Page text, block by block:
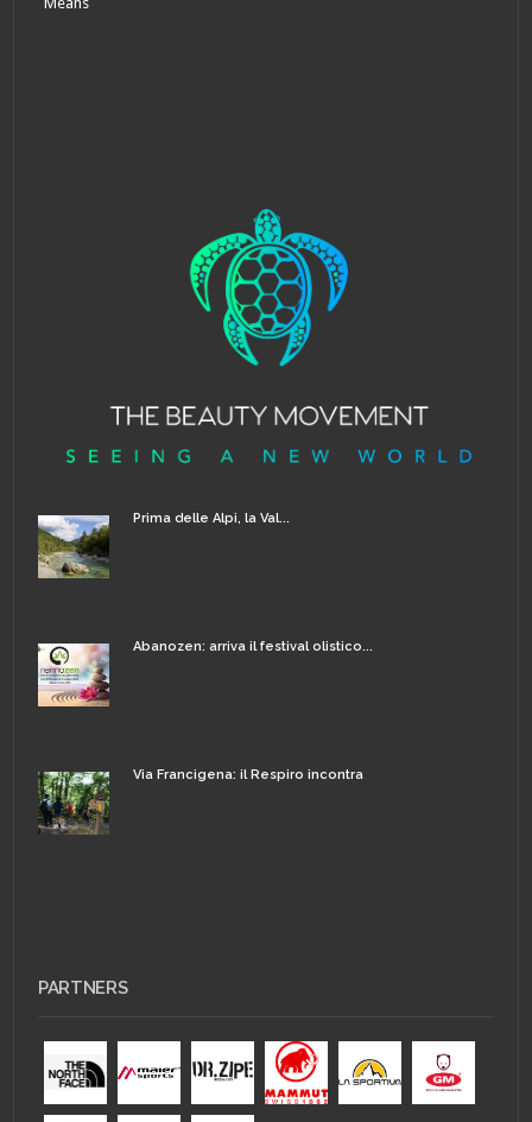
Prima delle Alpi, la Val...
Abanozen: arriva il festival olistico...
Via Francigena: il Respiro incontra
PARTNERS